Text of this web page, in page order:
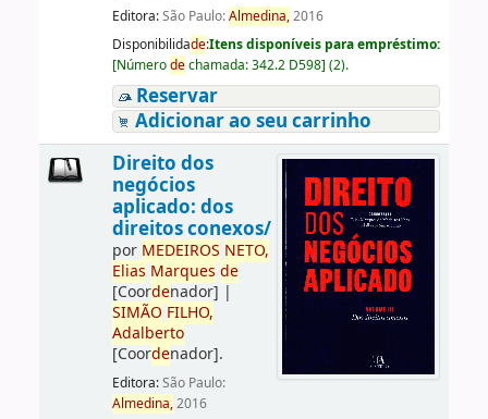
Editora:São Paulo:Almedina,2016
Disponibilidade:Itens disponíveis para empréstimo:
[Númerodechamada:342.2 D598] (2).
Reservar
Adicionar ao seu carrinho
Direito dos
negócios
aplicado: dos
direitos conexos/
por MEDEIROS NETO,
Elias Marques de
[Coordenador] |
SIMÃO FILHO,
Adalberto
[Coordenador].
Editora:São Paulo:
Almedina,2016